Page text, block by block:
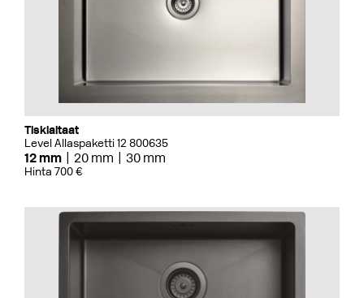
Tiskialtaat
Level Allaspaketti 12 800635
12 mm 20 mm 30 mm
Hinta 700 €